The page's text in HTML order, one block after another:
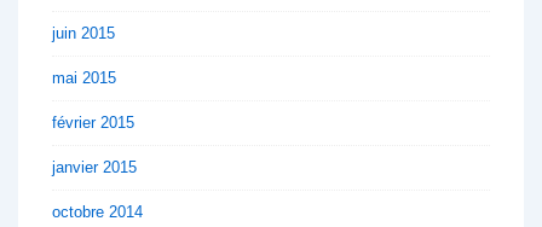
juin 2015
mai 2015
février 2015
janvier 2015
octobre 2014